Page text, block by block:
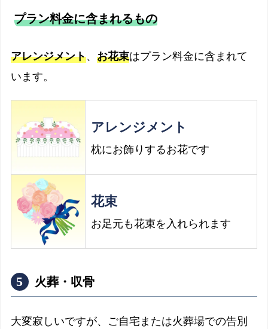
プラン料金に含まれるもの
アレンジメント、 お花束はプラン料金に含まれて
います。
アレンジメント
枕にお飾りするお花です
花束
お足元も花束を入れられます
火葬・収骨
大変寂しいですが、ご自宅または火葬場での告別